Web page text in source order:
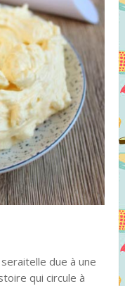
seraitelle due à une
qui circule à